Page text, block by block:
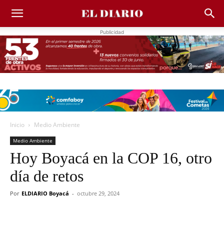
Publicidad
Inicio Medio Ambiente
Medio Ambiente
Hoy Boyacá en la COP 16, otro
día de retos
Por ELDIARIO Boyacá - octubre 29, 2024